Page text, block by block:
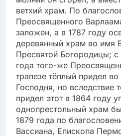
ветхий храм. По
Преосвященного
заложен, а в 1787 году
деревянный храм во имя
Пресвятой Богородицы;
года того-же
трапезе тёплый придел
Господня, но вследствие
придел этот в 1864 году
однопрестольный храм
1879 года по
Вассиана, Епископа